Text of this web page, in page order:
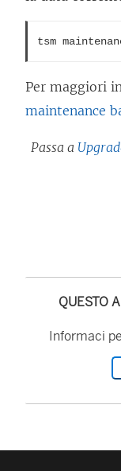
tsm
Per maggiori
maintenance
Passa a
QUESTO
Informaci